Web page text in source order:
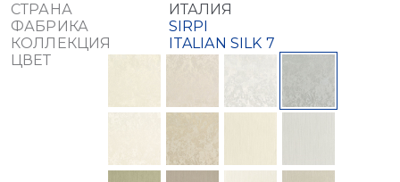
СТРАНА
ИТАЛИЯ
ФАБРИКА
SIRPI
КОЛЛЕКЦИЯ
ITALIAN SILK 7
ЦВЕТ